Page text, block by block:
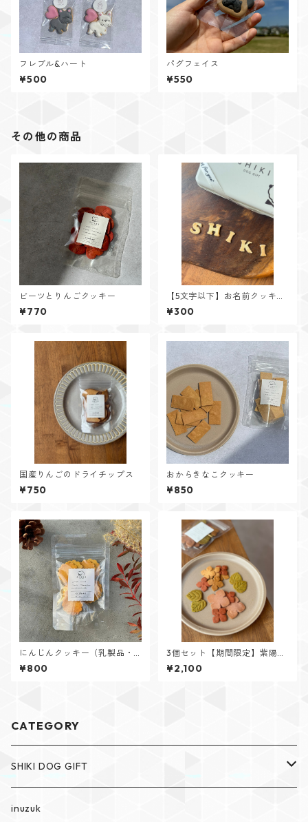
フレブル&ハート
¥500
パグフェイス
¥550
その他の商品
ビーツとりんごクッキー
¥770
【5文字以下】お名前クッキー
アルファベット
¥300
国産りんごのドライチップス
¥750
おからきなこクッキー
¥850
にんじんクッキー（乳製品・
卵不使用）
¥800
3個セット【期間限定】紫陽花
クッキー
¥2,100
CATEGORY
SHIKI DOG GIFT
SHIKI The dog cakery
inuzuk